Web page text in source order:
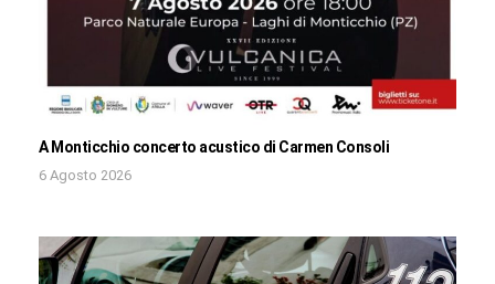
A Monticchio concerto acustico di Carmen Consoli
6 Agosto 2026